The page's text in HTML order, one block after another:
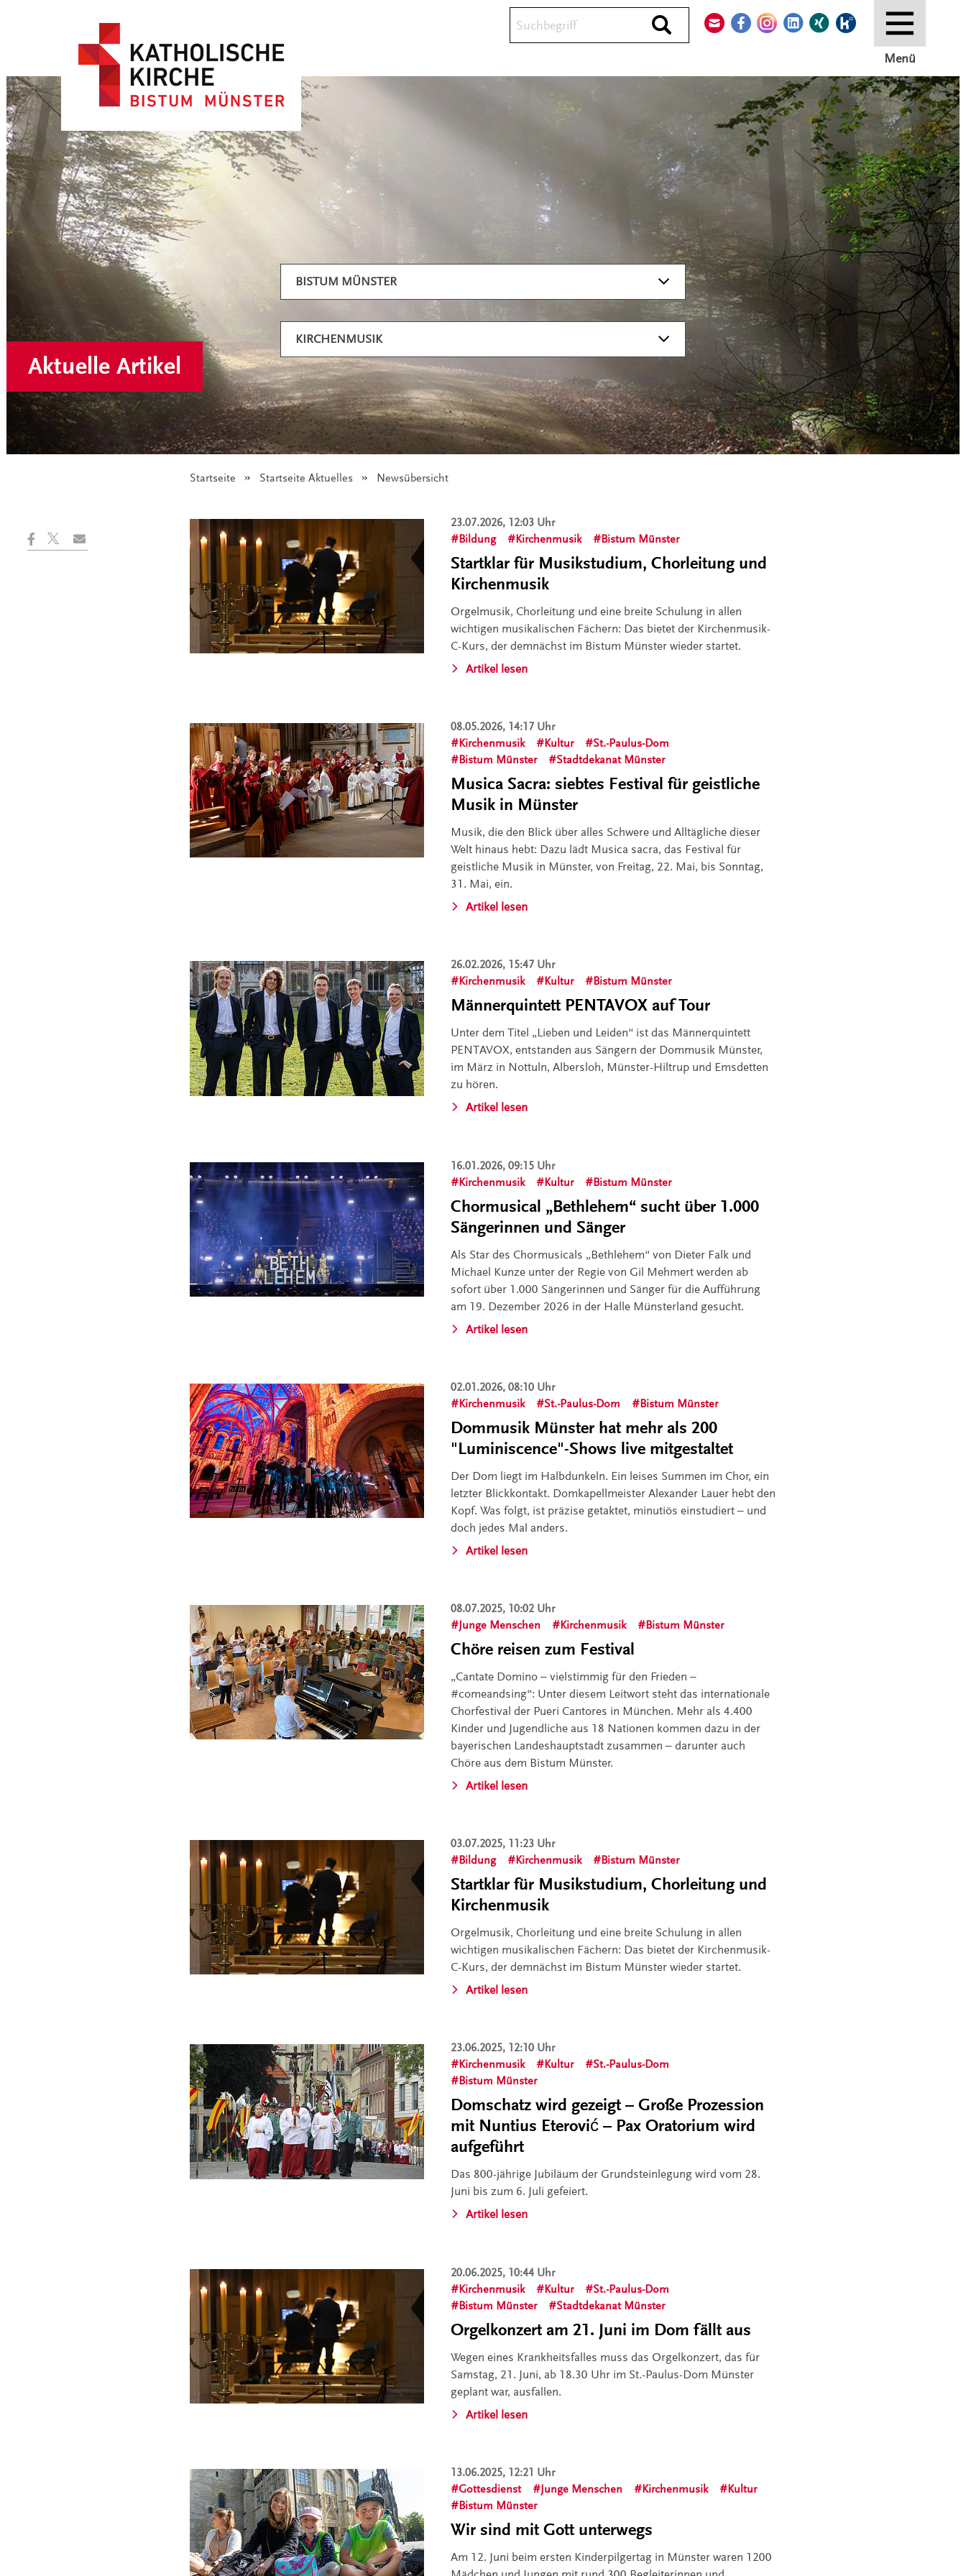
Durchsuchen
Menü
Aktuelle Artikel
Artikel filtern BISTUM MÜNSTER
KIRCHENMUSIK
Startseite Startseite Aktuelles Angezeigt:
Newsübersicht
23.07.2026, 12:03 Uhr
Bildung
Kirchenmusik Bistum Münster
Startklar für Musikstudium, Chorleitung und
Kirchenmusik
Orgelmusik, Chorleitung und eine breite Schulung in allen
wichtigen musikalischen Fächern: Das bietet der Kirchenmusik-
C-Kurs, der demnächst im Bistum Münster wieder startet.
Artikel lesen
08.05.2026, 14:17 Uhr
Kirchenmusik
Kultur
St.-Paulus-Dom
Bistum Münster
Stadtdekanat Münster
Musica Sacra: siebtes Festival für geistliche
Musik in Münster
Musik, die den Blick über alles Schwere und Alltägliche dieser
Welt hinaus hebt: Dazu lädt Musica sacra, das Festival für
geistliche Musik in Münster, von Freitag, 22. Mai, bis Sonntag,
31. Mai, ein.
Artikel lesen
26.02.2026, 15:47 Uhr
Kirchenmusik
Kultur Bistum Münster
Männerquintett PENTAVOX auf Tour
Unter dem Titel „Lieben und Leiden“ ist das Männerquintett
PENTAVOX, entstanden aus Sängern der Dommusik Münster,
im März in Nottuln, Albersloh, Münster-Hiltrup und Emsdetten
zu hören.
Artikel lesen
16.01.2026, 09:15 Uhr
Kirchenmusik
Kultur Bistum Münster
Chormusical „Bethlehem“ sucht über 1.000
Sängerinnen und Sänger
Als Star des Chormusicals „Bethlehem“ von Dieter Falk und
Michael Kunze unter der Regie von Gil Mehmert werden ab
sofort über 1.000 Sängerinnen und Sänger für die Aufführung
am 19. Dezember 2026 in der Halle Münsterland gesucht.
Artikel lesen
02.01.2026, 08:10 Uhr
Kirchenmusik
St.-Paulus-Dom Bistum Münster
Dommusik Münster hat mehr als 200
"Luminiscence"-Shows live mitgestaltet
Der Dom liegt im Halbdunkeln. Ein leises Summen im Chor, ein
letzter Blickkontakt. Domkapellmeister Alexander Lauer hebt den
Kopf. Was folgt, ist präzise getaktet, minutiös einstudiert – und
doch jedes Mal anders.
Artikel lesen
08.07.2025, 10:02 Uhr
Junge Menschen
Kirchenmusik Bistum Münster
Chöre reisen zum Festival
„Cantate Domino – vielstimmig für den Frieden –
#comeandsing“: Unter diesem Leitwort steht das internationale
Chorfestival der Pueri Cantores in München. Mehr als 4.400
Kinder und Jugendliche aus 18 Nationen kommen dazu in der
bayerischen Landeshauptstadt zusammen – darunter auch
Chöre aus dem Bistum Münster.
Artikel lesen
03.07.2025, 11:23 Uhr
Bildung
Kirchenmusik Bistum Münster
Startklar für Musikstudium, Chorleitung und
Kirchenmusik
Orgelmusik, Chorleitung und eine breite Schulung in allen
wichtigen musikalischen Fächern: Das bietet der Kirchenmusik-
C-Kurs, der demnächst im Bistum Münster wieder startet.
Artikel lesen
23.06.2025, 12:10 Uhr
Kirchenmusik
Kultur
St.-Paulus-Dom
Bistum Münster
Domschatz wird gezeigt – Große Prozession
mit Nuntius Eterović – Pax Oratorium wird
aufgeführt
Das 800-jährige Jubiläum der Grundsteinlegung wird vom 28.
Juni bis zum 6. Juli gefeiert.
Artikel lesen
20.06.2025, 10:44 Uhr
Kirchenmusik
Kultur
St.-Paulus-Dom
Bistum Münster
Stadtdekanat Münster
Orgelkonzert am 21. Juni im Dom fällt aus
Wegen eines Krankheitsfalles muss das Orgelkonzert, das für
Samstag, 21. Juni, ab 18.30 Uhr im St.-Paulus-Dom Münster
geplant war, ausfallen.
Artikel lesen
13.06.2025, 12:21 Uhr
Gottesdienst
Junge Menschen Kirchenmusik
Kultur
Bistum Münster
Wir sind mit Gott unterwegs
Am 12. Juni beim ersten Kinderpilgertag in Münster waren 1200